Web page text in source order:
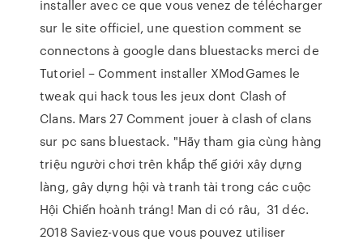
installer avec ce que vous venez de télécharger
sur le site officiel, une question comment se
connectons à google dans bluestacks merci de
Tutoriel – Comment installer XModGames le
tweak qui hack tous les jeux dont Clash of
Clans. Mars 27 Comment jouer à clash of clans
sur pc sans bluestack. "Hãy tham gia cùng hàng
triệu người chơi trên khắp thế giới xây dựng
làng, gây dựng hội và tranh tài trong các cuộc
Hội Chiến hoành tráng! Man di có râu, 31 déc.
2018 Saviez-vous que vous pouvez utiliser